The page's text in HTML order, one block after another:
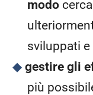
modo
sviluppati
gestire gli
più